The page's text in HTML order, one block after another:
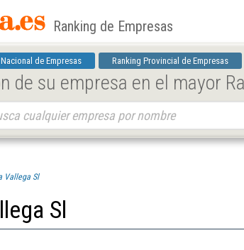
Ranking de Empresas
de Empresas Ranking Provincial de Empresas
de su empresa en el mayor
Vallega Sl
Sl